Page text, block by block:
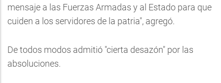
mensaje a las Fuerzas Armadas y al Estado para que
cuiden a los servidores de la patria", agregó.
De todos modos admitió "cierta desazón" por las
absoluciones.